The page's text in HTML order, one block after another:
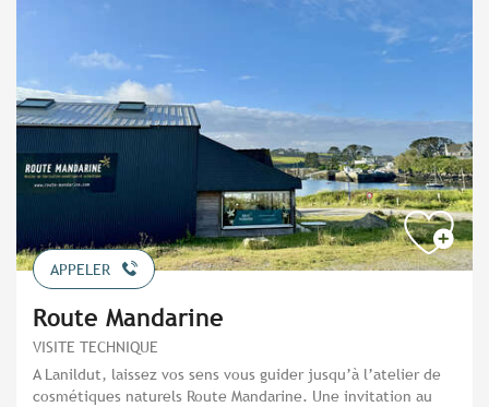
APPELER
Route Mandarine
VISITE TECHNIQUE
A Lanildut, laissez vos sens vous guider jusqu’à l’atelier de
cosmétiques naturels Route Mandarine. Une invitation au